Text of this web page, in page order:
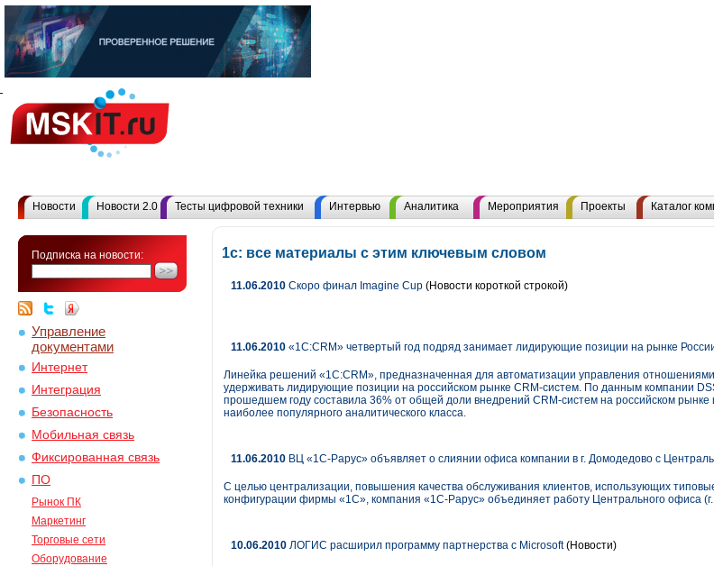
Новости Новости 2.0 Тесты цифровой техники Интервью Аналитика Мероприятия Проекты Каталог
Подписка на новости:
Управление
документами
Интернет
Интеграция
Безопасность
Мобильная связь
Фиксированная связь
ПО
Рынок ПК
Маркетинг
Торговые сети
Оборудование
1с: все материалы с этим ключевым словом
11.06.2010 Скоро финал Imagine Cup (Новости короткой строкой)
11.06.2010 «1С:CRM» четвертый год подряд занимает лидирующие позиции на рынке
Линейка решений «1С:CRM», предназначенная для автоматизации управления
удерживать лидирующие позиции на российском рынке CRM-систем. По данным компании
прошедшем году составила 36% от общей доли внедрений CRM-систем на российском рынке
наиболее популярного аналитического класса.
11.06.2010 ВЦ «1С-Рарус» объявляет о слиянии офиса компании в г. Домодедово с
С целью централизации, повышения качества обслуживания клиентов, использующих
конфигурации фирмы «1С», компания «1С-Рарус» объединяет работу Центрального офиса
10.06.2010 ЛОГИС расширил программу партнерства с Microsoft(Новости)